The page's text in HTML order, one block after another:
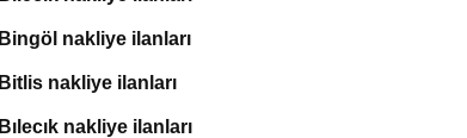
Bingöl nakliye ilanları
Bitlis nakliye ilanları
Bılecık nakliye ilanları